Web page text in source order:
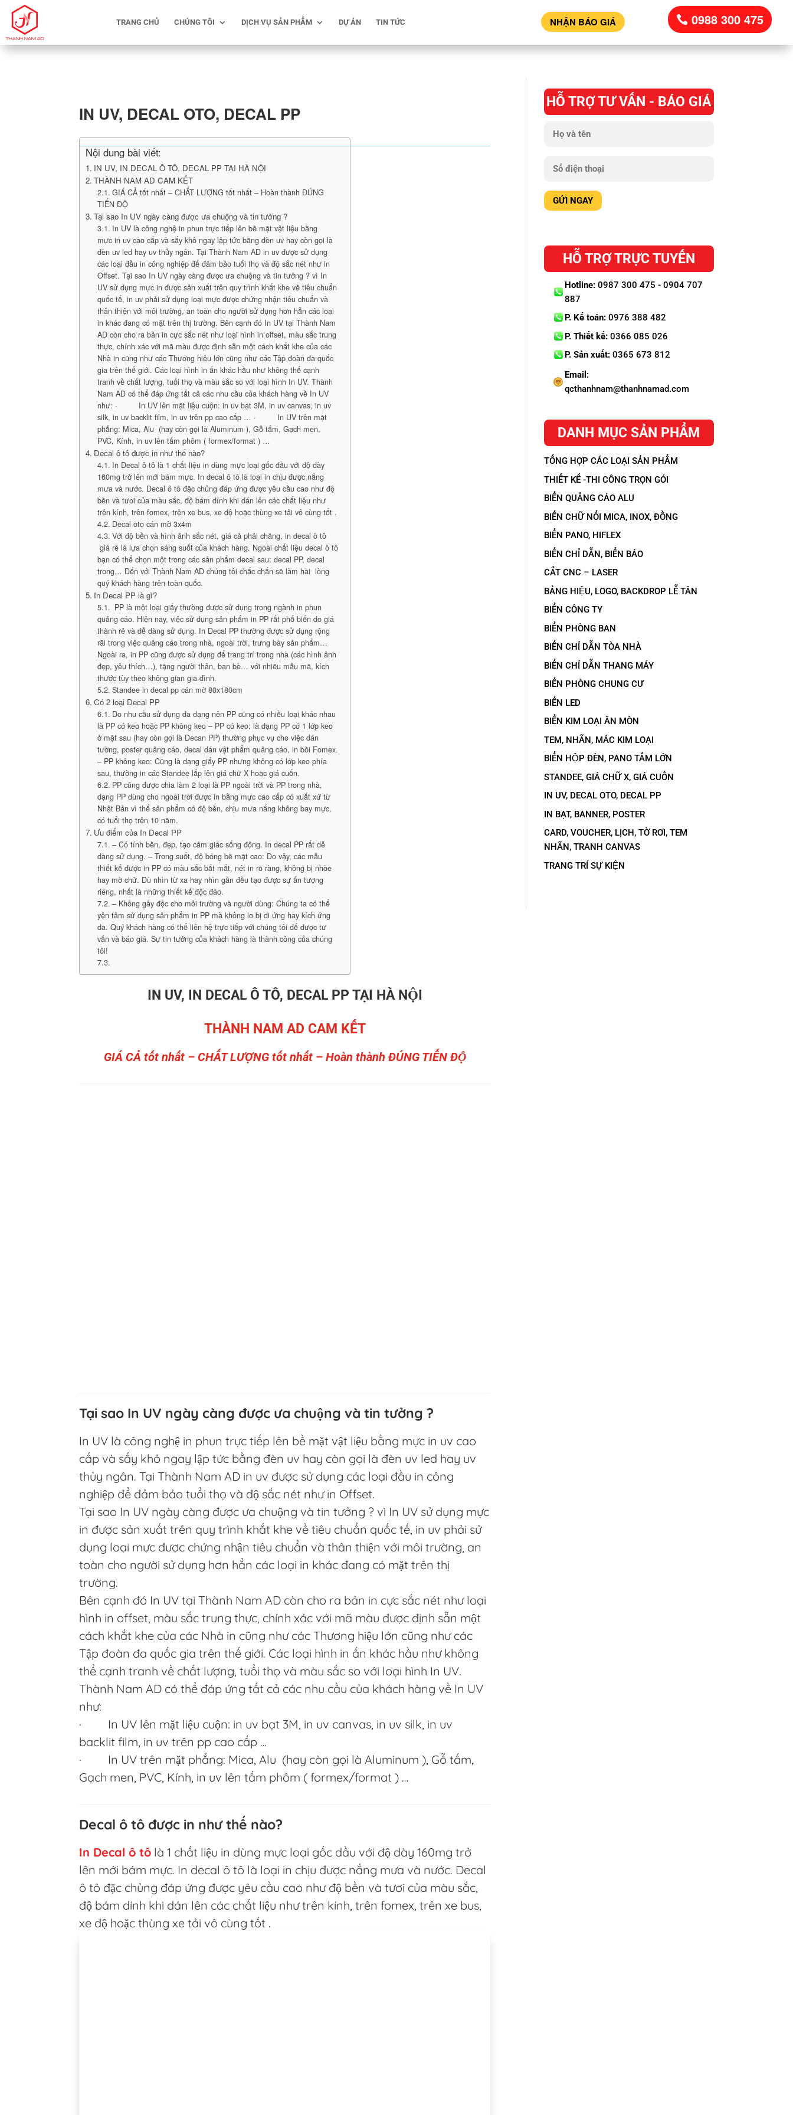
TRANG CHỦ CHÚNG TÔI DỊCH VỤ SẢN PHẨM DỰ ÁN TIN TỨC NHẬN BÁO GIÁ 0988 300 475
IN UV, DECAL OTO, DECAL PP
Nội dung bài viết:
IN UV, IN DECAL Ô TÔ, DECAL PP TẠI HÀ NỘI
THÀNH NAM AD CAM KẾT
GIÁ CẢ tốt nhất – CHẤT LƯỢNG tốt nhất – Hoàn thành ĐÚNG
TIẾN ĐỘ
Tại sao In UV ngày càng được ưa chuộng và tin tưởng ?
In UV là công nghệ in phun trực tiếp lên bề mặt vật liệu bằng
mực in uv cao cấp và sấy khô ngay lập tức bằng đèn uv hay còn gọi là
đèn uv led hay uv thủy ngân. Tại Thành Nam AD in uv được sử dụng
các loại đầu in công nghiệp để đảm bảo tuổi thọ và độ sắc nét như in
Offset. Tại sao In UV ngày càng được ưa chuộng và tin tưởng ? vì In
UV sử dụng mực in được sản xuất trên quy trình khắt khe về tiêu chuẩn
quốc tế, in uv phải sử dụng loại mực được chứng nhận tiêu chuẩn và
thân thiện với môi trường, an toàn cho người sử dụng hơn hẳn các loại
in khác đang có mặt trên thị trường. Bên cạnh đó In UV tại Thành Nam
AD còn cho ra bản in cực sắc nét như loại hình in offset, màu sắc trung
thực, chính xác với mã màu được định sẵn một cách khắt khe của các
Nhà in cũng như các Thương hiệu lớn cũng như các Tập đoàn đa quốc
gia trên thế giới. Các loại hình in ấn khác hầu như không thể cạnh
tranh về chất lượng, tuổi thọ và màu sắc so với loại hình In UV. Thành
Nam AD có thể đáp ứng tất cả các nhu cầu của khách hàng về In UV
như: · In UV lên mặt liệu cuộn: in uv bạt 3M, in uv canvas, in uv
silk, in uv backlit film, in uv trên pp cao cấp … · In UV trên mặt
phẳng: Mica, Alu (hay còn gọi là Aluminum ), Gỗ tấm, Gạch men,
PVC, Kính, in uv lên tấm phôm ( formex/format ) …
Decal ô tô được in như thế nào?
In Decal ô tô là 1 chất liệu in dùng mực loại gốc dầu với độ dày
160mg trở lên mới bám mực. In decal ô tô là loại in chịu được nắng
mưa và nước. Decal ô tô đặc chủng đáp ứng được yêu cầu cao như độ
bền và tươi của màu sắc, độ bám dính khi dán lên các chất liệu như
trên kính, trên fomex, trên xe bus, xe độ hoặc thùng xe tải vô cùng tốt .
Decal oto cán mờ 3x4m
Với độ bền và hình ảnh sắc nét, giá cả phải chăng, in decal ô tô
giá rẻ là lựa chọn sáng suốt của khách hàng. Ngoài chất liệu decal ô tô
bạn có thể chọn một trong các sản phẩm decal sau: decal PP, decal
trong… Đến với Thành Nam AD chúng tôi chắc chắn sẽ làm hài lòng
quý khách hàng trên toàn quốc.
In Decal PP là gì?
PP là một loại giấy thường được sử dụng trong ngành in phun
quảng cáo. Hiện nay, việc sử dụng sản phẩm in PP rất phổ biến do giá
thành rẻ và dễ dàng sử dụng. In Decal PP thường được sử dụng rộng
rãi trong việc quảng cáo trong nhà, ngoài trời, trưng bày sản phẩm…
Ngoài ra, in PP cũng được sử dụng để trang trí trong nhà (các hình ảnh
đẹp, yêu thích…), tặng người thân, bạn bè… với nhiều mẫu mã, kích
thước tùy theo không gian gia đình.
Standee in decal pp cán mờ 80x180cm
Có 2 loại Decal PP
Do nhu cầu sử dụng đa dạng nên PP cũng có nhiều loại khác nhau
là PP có keo hoặc PP không keo – PP có keo: là dạng PP có 1 lớp keo
ở mặt sau (hay còn gọi là Decan PP) thường phục vụ cho việc dán
tường, poster quảng cáo, decal dán vật phẩm quảng cáo, in bồi Fomex.
– PP không keo: Cũng là dạng giấy PP nhưng không có lớp keo phía
sau, thường in các Standee lắp lên giá chữ X hoặc giá cuốn.
PP cũng được chia làm 2 loại là PP ngoài trời và PP trong nhà,
dạng PP dùng cho ngoài trời được in bằng mực cao cấp có xuất xứ từ
Nhật Bản vì thế sản phẩm có độ bền, chịu mưa nắng không bay mực,
có tuổi thọ trên 10 năm.
Ưu điểm của In Decal PP
– Có tính bền, đẹp, tạo cảm giác sống động. In decal PP rất dễ
dàng sử dụng. – Trong suốt, độ bóng bề mặt cao: Do vậy, các mẫu
thiết kế được in PP có màu sắc bắt mắt, nét in rõ ràng, không bị nhòe
hay mờ chữ. Dù nhìn từ xa hay nhìn gần đều tạo được sự ấn tượng
riêng, nhất là những thiết kế độc đáo.
– Không gây độc cho môi trường và người dùng: Chúng ta có thể
yên tâm sử dụng sản phẩm in PP mà không lo bị di ứng hay kích ứng
da. Quý khách hàng có thể liên hệ trực tiếp với chúng tôi để được tư
vấn và báo giá. Sự tin tưởng của khách hàng là thành công của chúng
tôi!
IN UV, IN DECAL Ô TÔ, DECAL PP TẠI HÀ NỘI
THÀNH NAM AD CAM KẾT
GIÁ CẢ tốt nhất – CHẤT LƯỢNG tốt nhất – Hoàn thành ĐÚNG TIẾN ĐỘ
Tại sao In UV ngày càng được ưa chuộng và tin tưởng ?
In UV là công nghệ in phun trực tiếp lên bề mặt vật liệu bằng mực in uv cao
cấp và sấy khô ngay lập tức bằng đèn uv hay còn gọi là đèn uv led hay uv
thủy ngân. Tại Thành Nam AD in uv được sử dụng các loại đầu in công
nghiệp để đảm bảo tuổi thọ và độ sắc nét như in Offset.
Tại sao In UV ngày càng được ưa chuộng và tin tưởng ? vì In UV sử dụng mực
in được sản xuất trên quy trình khắt khe về tiêu chuẩn quốc tế, in uv phải sử
dụng loại mực được chứng nhận tiêu chuẩn và thân thiện với môi trường, an
toàn cho người sử dụng hơn hẳn các loại in khác đang có mặt trên thị
trường.
Bên cạnh đó In UV tại Thành Nam AD còn cho ra bản in cực sắc nét như loại
hình in offset, màu sắc trung thực, chính xác với mã màu được định sẵn một
cách khắt khe của các Nhà in cũng như các Thương hiệu lớn cũng như các
Tập đoàn đa quốc gia trên thế giới. Các loại hình in ấn khác hầu như không
thể cạnh tranh về chất lượng, tuổi thọ và màu sắc so với loại hình In UV.
Thành Nam AD có thể đáp ứng tất cả các nhu cầu của khách hàng về In UV
như:
· In UV lên mặt liệu cuộn: in uv bạt 3M, in uv canvas, in uv silk, in uv
backlit film, in uv trên pp cao cấp …
· In UV trên mặt phẳng: Mica, Alu (hay còn gọi là Aluminum ), Gỗ tấm,
Gạch men, PVC, Kính, in uv lên tấm phôm ( formex/format ) …
Decal ô tô được in như thế nào?
In Decal ô tô là 1 chất liệu in dùng mực loại gốc dầu với độ dày 160mg trở
lên mới bám mực. In decal ô tô là loại in chịu được nắng mưa và nước. Decal
ô tô đặc chủng đáp ứng được yêu cầu cao như độ bền và tươi của màu sắc,
độ bám dính khi dán lên các chất liệu như trên kính, trên fomex, trên xe bus,
xe độ hoặc thùng xe tải vô cùng tốt .
HỖ TRỢ TƯ VẤN - BÁO GIÁ
HỖ TRỢ TRỰC TUYẾN
Hotline:0987 300 475 - 0904 707
887
P. Kế toán:0976 388 482
P. Thiết kế:0366 085 026
P. Sản xuất:0365 673 812
Email:
qcthanhnam@thanhnamad.com
DANH MỤC SẢN PHẨM
TỔNG HỢP CÁC LOẠI SẢN PHẨM
THIẾT KẾ -THI CÔNG TRỌN GÓI
BIỂN QUẢNG CÁO ALU
BIỂN CHỮ NỔI MICA, INOX, ĐỒNG
BIỂN PANO, HIFLEX
BIỂN CHỈ DẪN, BIỂN BÁO
CẮT CNC – LASER
BẢNG HIỆU, LOGO, BACKDROP LỄ TÂN
BIỂN CÔNG TY
BIỂN PHÒNG BAN
BIỂN CHỈ DẪN TÒA NHÀ
BIỂN CHỈ DẪN THANG MÁY
BIỂN PHÒNG CHUNG CƯ
BIỂN LED
BIỂN KIM LOẠI ĂN MÒN
TEM, NHÃN, MÁC KIM LOẠI
BIỂN HỘP ĐÈN, PANO TẤM LỚN
STANDEE, GIÁ CHỮ X, GIÁ CUỐN
IN UV, DECAL OTO, DECAL PP
IN BẠT, BANNER, POSTER
CARD, VOUCHER, LỊCH, TỜ RƠI, TEM
NHÃN, TRANH CANVAS
TRANG TRÍ SỰ KIỆN